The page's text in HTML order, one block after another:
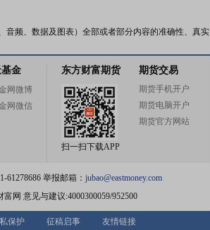
音频、数据及图表）全部或者部分内容的准确性、真实
金
网微博
网微信
东方财富期货
扫一扫下载APP
期货交易
期货手机开户
期货电脑开户
期货官方网站
举报邮箱： jubao@eastmoney.com
富网 意见与建议:4000300059/952500
保护 征稿启事 友情链接